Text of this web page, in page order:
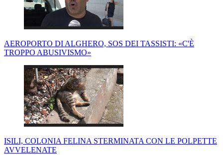
AEROPORTO DI ALGHERO, SOS DEI TASSISTI: «C'È
TROPPO ABUSIVISMO»
ISILI, COLONIA FELINA STERMINATA CON LE POLPETTE
AVVELENATE